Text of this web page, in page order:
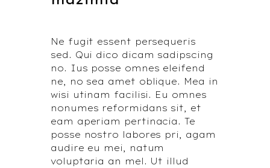
Ne fugit essent persequeris
sed. Qui dico dicam sadipscing
no. Ius posse omnes eleifend
ne, no sea amet oblique. Mea in
wisi utinam facilisi. Eu omnes
nonumes reformidans sit, et
eam aperiam pertinacia. Te
posse nostro labores pri, agam
audire eu mei, natum
voluptaria an mel. Ut illud